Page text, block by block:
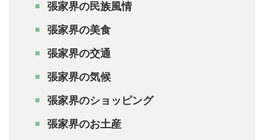
張家界の民族風情
張家界の美食
張家界の交通
張家界の気候
張家界のショッピング
張家界のお土産